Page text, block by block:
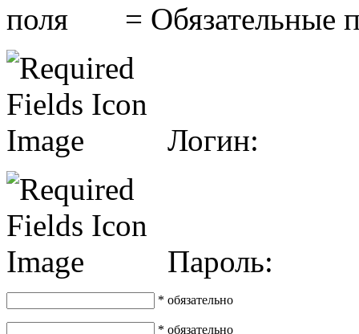
= Обязательные
Логин:
Пароль:
* обязательно
* обязательно